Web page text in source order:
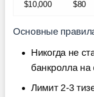
$10,000 $80
Основные
Никогда не
банкролла на
Лимит 2-3